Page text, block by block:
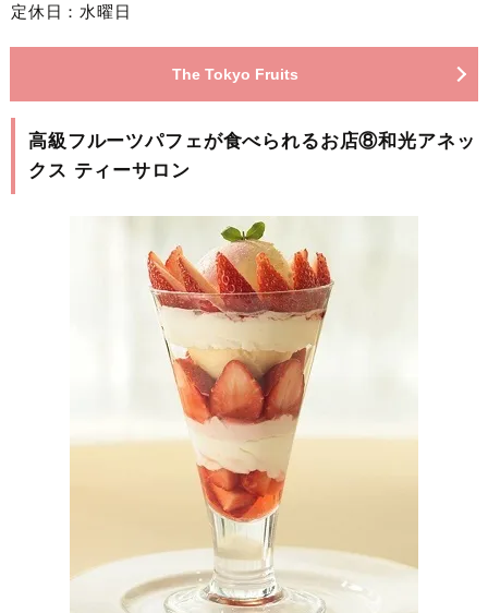
定休日：水曜日
The Tokyo Fruits
高級フルーツパフェが食べられるお店⑧和光アネッ
クス ティーサロン